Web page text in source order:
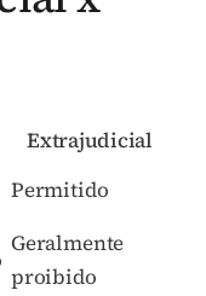
Extrajudicial
Permitido
Geralmente
proibido